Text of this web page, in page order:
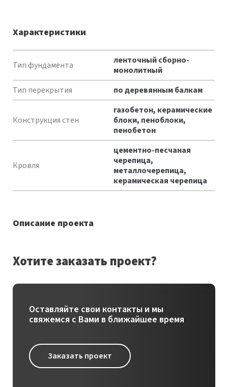
Характеристики
Характеристики
Тип фундамента
ленточный сборно-
монолитный
Тип перекрытия
по деревянным балкам
Конструкция стен
газобетон, керамические
блоки, пеноблоки,
пенобетон
Кровля
цементно-песчаная
черепица,
металлочерепица,
керамическая черепица
Описание проекта
Хотите заказать проект?
Оставляйте свои контакты и мы
свяжемся с Вами в ближайшее время
Заказать проект